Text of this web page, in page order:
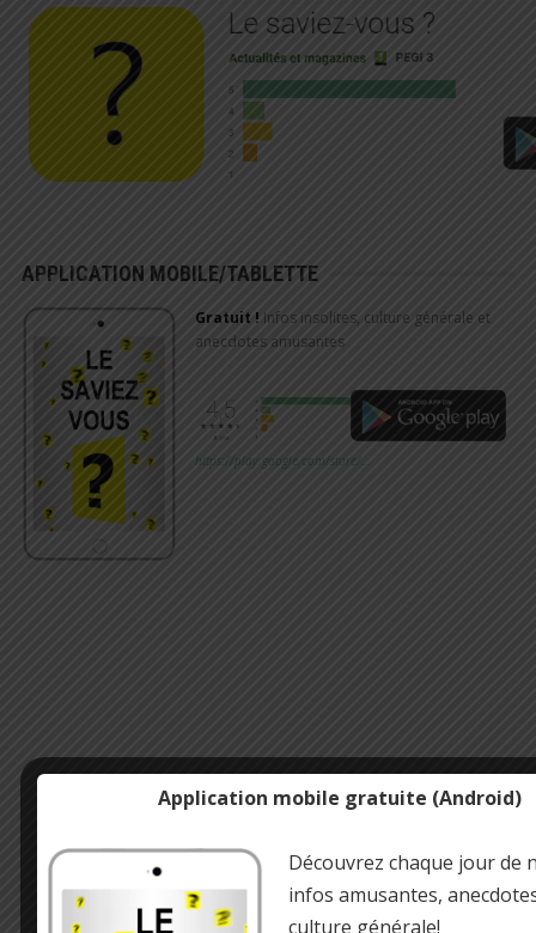
APPLICATION MOBILE/TABLETTE
Gratuit ! Infos insolites, culture générale et
anecdotes amusantes
https://play.google.com/store/…
Application mobile gratuite (Android)
Découvrez chaque jour de
infos amusantes,
culture générale!